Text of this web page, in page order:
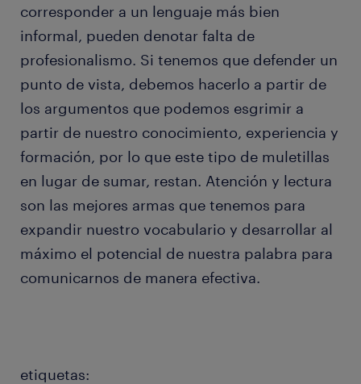
corresponder a un lenguaje más bien
informal, pueden denotar falta de
profesionalismo. Si tenemos que defender un
punto de vista, debemos hacerlo a partir de
los argumentos que podemos esgrimir a
partir de nuestro conocimiento, experiencia y
formación, por lo que este tipo de muletillas
en lugar de sumar, restan. Atención y lectura
son las mejores armas que tenemos para
expandir nuestro vocabulario y desarrollar al
máximo el potencial de nuestra palabra para
comunicarnos de manera efectiva.
etiquetas: